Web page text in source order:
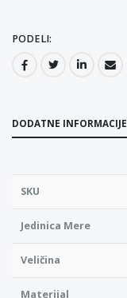
PODELI:
DODATNE INFORMACIJE
SKU
Jedinica Mere
Veličina
Materijal